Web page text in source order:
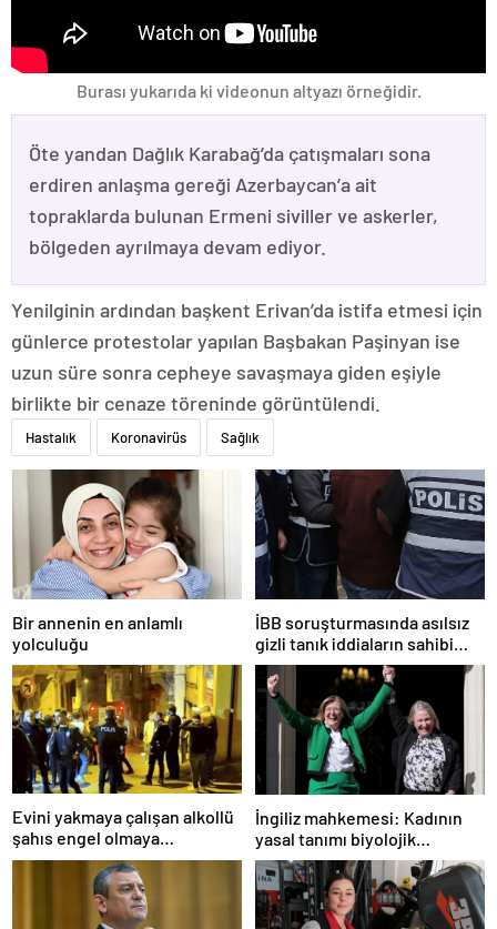
Burası yukarıda ki videonun altyazı örneğidir.
Öte yandan Dağlık Karabağ’da çatışmaları sona
erdiren anlaşma gereği Azerbaycan’a ait
topraklarda bulunan Ermeni siviller ve askerler,
bölgeden ayrılmaya devam ediyor.
Yenilginin ardından başkent Erivan’da istifa etmesi için
günlerce protestolar yapılan Başbakan Paşinyan ise
uzun süre sonra cepheye savaşmaya giden eşiyle
birlikte bir cenaze töreninde görüntülendi.
Hastalık Koronavirüs Sağlık
Bir annenin en anlamlı
yolculuğu
İBB soruşturmasında asılsız
gizli tanık iddiaların sahibi
tutuklandı
Evini yakmaya çalışan alkollü
şahıs engel olmaya
çalışanlarıda bıçakla tehdit
İngiliz mahkemesi: Kadının
yasal tanımı biyolojik
cinsiyete dayanır